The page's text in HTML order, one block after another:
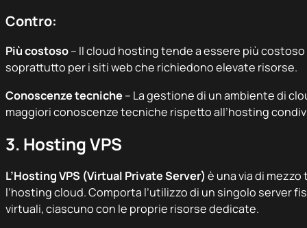
Contro:
Più costoso– Il cloud hosting tende a essere più
soprattutto per i siti web che richiedono elevate risorse.
Conoscenze tecniche – La gestione di un ambiente di
maggiori conoscenze tecniche rispetto all’hosting
3. Hosting VPS
L’Hosting VPS (Virtual Private Server) è una via di
l’hosting cloud. Comporta l’utilizzo di un singolo server
virtuali, ciascuno con le proprie risorse dedicate.